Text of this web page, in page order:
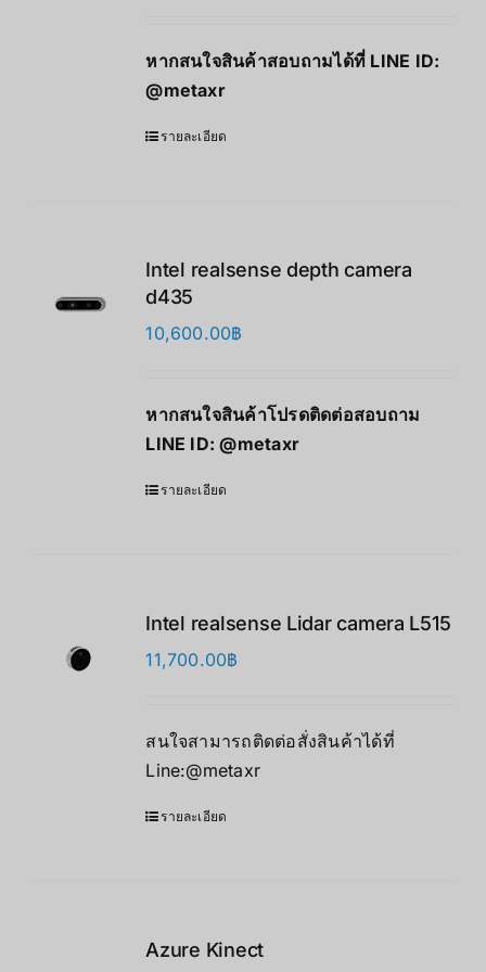
หากสนใจสินค้าสอบถามได้ที่ LINE ID:
@metaxr
รายละเอียด
Intel realsense depth camera
d435
10,600.00฿
หากสนใจสินค้าโปรดติดต่อสอบถาม
LINE ID:@metaxr
รายละเอียด
Intel realsense Lidar camera L515
11,700.00฿
สนใจสามารถติดต่อสั่งสินค้าได้ที่
Line:@metaxr
รายละเอียด
Azure Kinect